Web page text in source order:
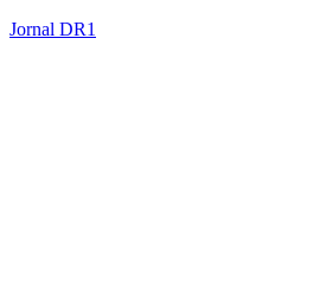
Jornal DR1